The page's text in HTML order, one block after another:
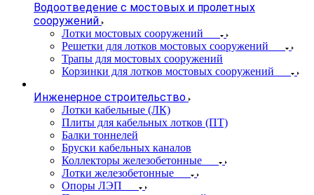
Водоотведение с мостовых и пролетных
сооружений
Лотки мостовых сооружений
Решетки для лотков мостовых сооружений
Трапы для мостовых сооружений
Корзинки для лотков мостовых сооружений
Инженерное строительство
Лотки кабельные (ЛК)
Плиты для кабельных лотков (ПТ)
Балки тоннелей
Бруски кабельных каналов
Коллекторы железобетонные
Лотки железобетонные
Опоры ЛЭП